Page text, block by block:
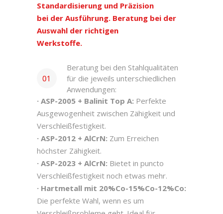
Standardisierung und Präzision
bei der Ausführung. Beratung bei der
Auswahl der richtigen
Werkstoffe.
Beratung bei den Stahlqualitäten
für die jeweils unterschiedlichen
Anwendungen:
· ASP-2005 + Balinit Top A: Perfekte
Ausgewogenheit zwischen Zähigkeit und
Verschleißfestigkeit.
· ASP-2012 + AlCrN: Zum Erreichen
höchster Zähigkeit.
· ASP-2023 + AlCrN: Bietet in puncto
Verschleißfestigkeit noch etwas mehr.
· Hartmetall mit 20%Co-15%Co-12%Co:
Die perfekte Wahl, wenn es um